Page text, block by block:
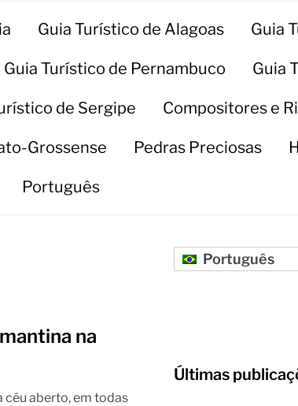
Guia Turístico de Alagoas Guia
Guia Turístico de Pernambuco Guia
de Sergipe Compositores e
Grossense Pedras Preciosas
Português
na
céu aberto, em todas
Português
Últimas